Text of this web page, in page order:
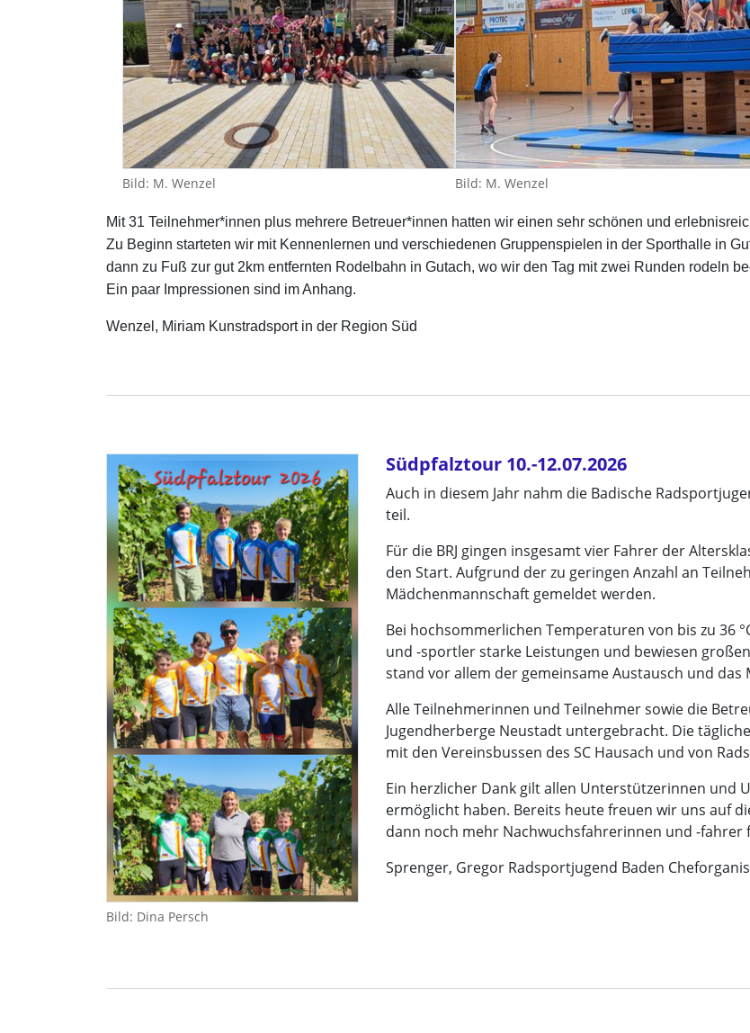
Bild: M. Wenzel Bild: M. Wenzel
Mit 31 Teilnehmer*innen plus mehrere Betreuer*innen hatten wir einen sehr schönen und
Zu Beginn starteten wir mit Kennenlernen und verschiedenen Gruppenspielen in der Sporthalle in
dann zu Fuß zur gut 2km entfernten Rodelbahn in Gutach, wo wir den Tag mit zwei Runden rodeln
Ein paar Impressionen sind im Anhang.
Wenzel, Miriam Kunstradsport in der Region Süd
Bild: Dina Persch
Südpfalztour 10.-12.07.2026
Auch in diesem Jahr nahm die Badische
teil.
Für die BRJ gingen insgesamt vier Fahrer der
den Start. Aufgrund der zu geringen Anzahl an
Mädchenmannschaft gemeldet werden.
Bei hochsommerlichen Temperaturen von bis zu 36
und -sportler starke Leistungen und bewiesen
stand vor allem der gemeinsame Austausch und
Alle Teilnehmerinnen und Teilnehmer sowie die
Jugendherberge Neustadt untergebracht. Die
mit den Vereinsbussen des SC Hausach und von
Ein herzlicher Dank gilt allen Unterstützerinnen und
ermöglicht haben. Bereits heute freuen wir uns auf
dann noch mehr Nachwuchsfahrerinnen und -fahrer
Sprenger, Gregor Radsportjugend Baden